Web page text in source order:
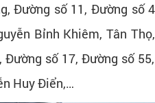
Đường số 11, Đường số
Bỉnh Khiêm, Tân
số 17, Đường số
Huy Điển,…